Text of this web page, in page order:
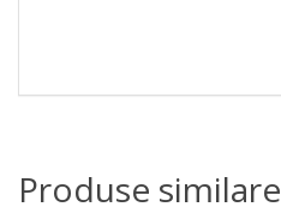
Produse similare